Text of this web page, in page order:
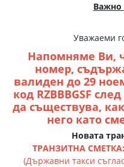
Важно
Уважаеми
Напомняме Ви,
номер,
валиден до 29
код RZBBBGSF
да съществува,
него като
Новата
ТРАНЗИТНА СМЕТКА:
(Държавни такси